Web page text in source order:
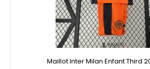
Maillot Inter Milan Enfant Third